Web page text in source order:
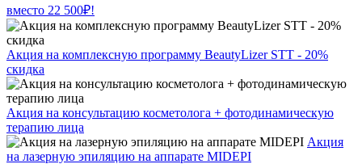
вместо 22 500₽!
Акция на комплексную программу BeautyLizer STT - 20%
скидка
Акция на консультацию косметолога + фотодинамическую
терапию лица
Акция
на лазерную эпиляцию на аппарате MIDEPI